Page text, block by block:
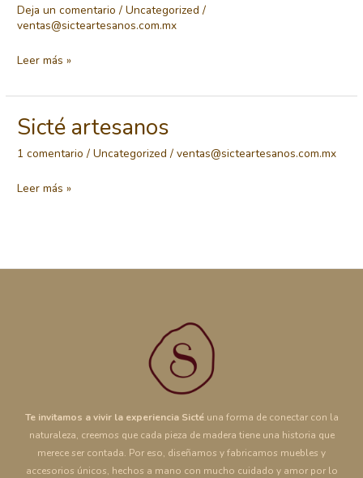
Deja un comentario /Uncategorized /
ventas@sicteartesanos.com.mx
Muebles
madera
Leer más »
Sicté artesanos
1 comentario /Uncategorized /ventas@sicteartesanos.com.mx
Sicté
Leer más »
Te invitamos a vivir la experiencia Sicté una forma de conectar con la
naturaleza, creemos que cada pieza de madera tiene una historia que
merece ser contada. Por eso, diseñamos y fabricamos muebles y
accesorios únicos, hechos a mano con mucho cuidado y amor por lo